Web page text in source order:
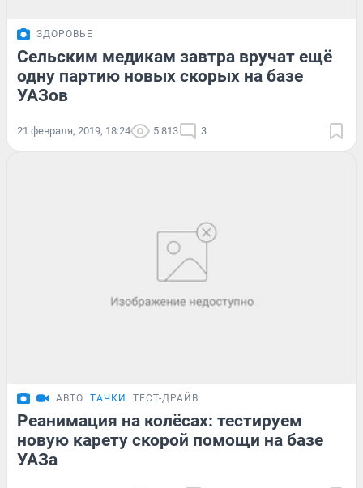
ЗДОРОВЬЕ
Сельским медикам завтра вручат ещё
одну партию новых скорых на базе
УАЗов
21 февраля, 2019, 18:24 5 813 3
АВТО ТАЧКИ ТЕСТ-ДРАЙВ
Реанимация на колёсах: тестируем
новую карету скорой помощи на базе
УАЗа